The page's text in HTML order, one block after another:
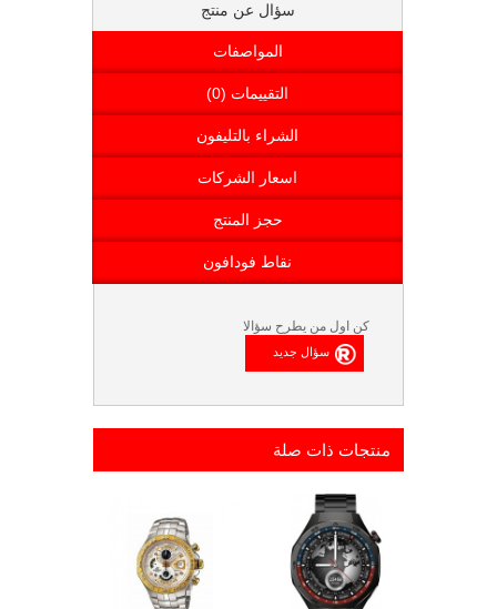
سؤال عن منتج
المواصفات
التقييمات (0)
الشراء بالتليفون
اسعار الشركات
حجز المنتج
نقاط فودافون
كن اول من يطرح سؤالا
منتجات ذات صلة